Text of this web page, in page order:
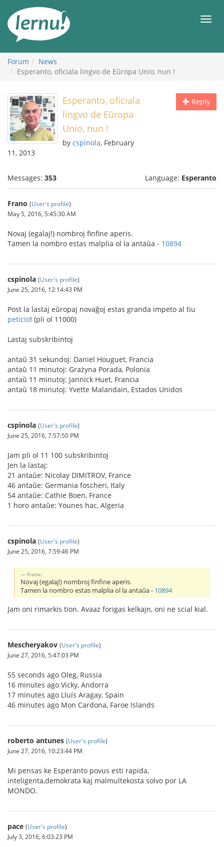
the
content
Forum
News
Esperanto, oficiala lingvo de Eŭropa Unio, nun !
Reply
Esperanto, oficiala
lingvo de Eŭropa
Unio, nun !
by cspinola, February
11, 2013
Messages: 353 Language: Esperanto
Frano (User's profile)
May 5, 2016, 5:45:30 AM
Novaj (egalaj!) nombroj finfine aperis.
Tamen la nombro estas malplia ol la antaŭa - 10894
cspinola (User's profile)
June 25, 2016, 12:14:43 PM
Post la lastaj eŭropaj novaĝoj estas granda impeto al tiu
peticio! (pli ol 11000)
Lastaj subskribintoj
antaŭ 31 sekundoj: Daniel Houguet, Francia
antaŭ 11 minutoj: Grażyna Porada, Polonia
antaŭ 11 minutoj: Jannick Huet, Francia
antaŭ 18 minutoj: Yvette Malandain, Estados Unidos
cspinola (User's profile)
June 25, 2016, 7:57:50 PM
Jam pli ol 11 100 subskribintoj
Jen la lastaj:
21 antaŭe: Nicolay DIMITROV, France
46 antaŭe: Germania foscheri, Italy
54 antaŭe: Cathie Boen, France
1 horo antaŭe: Younes hac, Algeria
cspinola (User's profile)
June 25, 2016, 7:59:46 PM
Frano:
Novaj (egalaj!) nombroj finfine aperis.
Tamen la nombro estas malplia ol la antaŭa - 10894
Jam oni rimarkis tion. Avaaz forigas kelkajn, oni ne scial kial.
Mescheryakov (User's profile)
June 27, 2016, 5:47:03 PM
55 seconds ago Oleg, Russia
16 minutes ago Vicky, Andorra
17 minutes ago Lluís Aragay, Spain
46 minutes ago Mon Cardona, Faroe Islands
roberto antunes (User's profile)
June 27, 2016, 10:23:44 PM
Mi pensas ke Esperanto povus esti rapida,
inteligenta,demokrata kaj malmultekosta solvo por LA
MONDO.
pace (User's profile)
July 3, 2016, 6:03:23 PM